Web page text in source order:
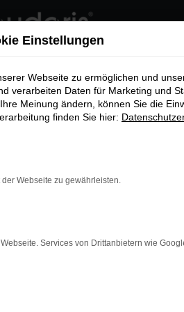
Autohaus Daub
Einstellungen
Webseite zu ermöglichen und
verarbeiten Daten für Marketing und
Meinung ändern, können Sie die
finden Sie hier:
Webseite zu gewährleisten.
Services von Drittanbietern wie